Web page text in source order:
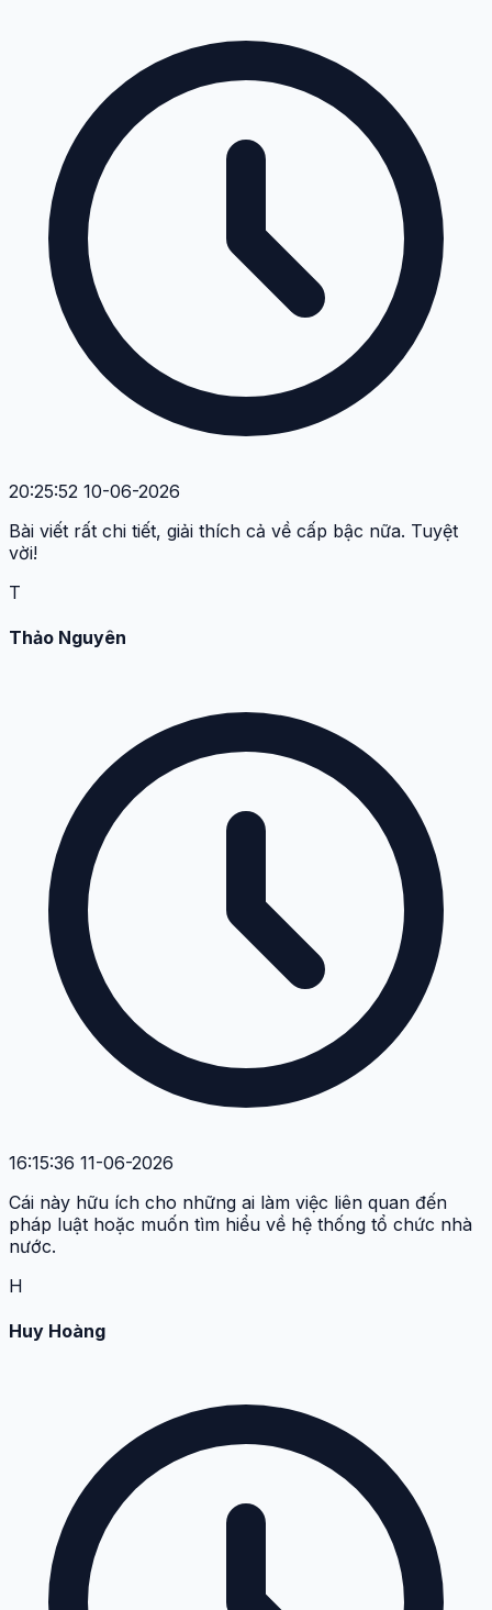
20:25:52 10-06-2026
Bài viết rất chi tiết, giải thích cả về cấp bậc nữa. Tuyệt
vời!
T
Thảo Nguyên
16:15:36 11-06-2026
Cái này hữu ích cho những ai làm việc liên quan đến
pháp luật hoặc muốn tìm hiểu về hệ thống tổ chức nhà
nước.
H
Huy Hoàng